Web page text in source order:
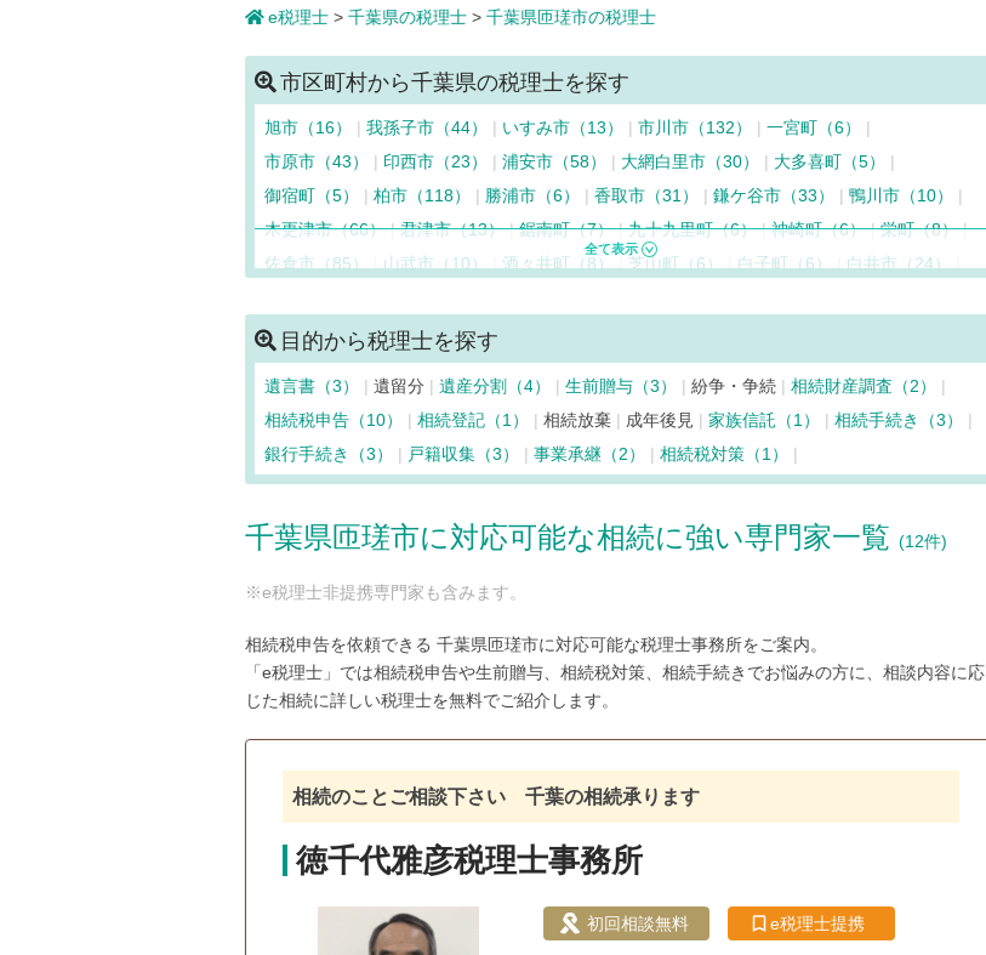
e税理士 > 千葉県の税理士 > 千葉県匝瑳市の税理士
市区町村から千葉県の税理士を探す
旭市（16） 我孫子市（44） いすみ市（13） 市川市（132）
一宮町（6）
市原市（43）
印西市（23） 浦安市（58） 大網白里市（30）
大多喜町（5）
御宿町（5）
柏市（118） 勝浦市（6） 香取市（31） 鎌ケ谷市（33）
鴨川市（10）
木更津市（66） 君津市（13） 鋸南町（7） 九十九里町（6） 神崎町（6） 栄町（8）
佐倉市（85）
山武市（10） 酒々井町（8） 芝山町（6） 白子町（6）
白井市（24）
千葉市中央区（182）
千葉市花見川区（91）
千葉市若葉区（52） 銚子市（35） 長生村（4） 長南町（6） 東金市（25）
東庄町（9）
富里市（18） 長柄町（5） 流山市（76） 習志野市（77） 成田市（70）
野田市（32）
富津市（9） 船橋市（223） 松戸市（172） 南房総市（8）
睦沢町（4）
茂原市（61） 八街市（11） 八千代市（53）
横芝光町（9）
目的から税理士を探す
遺言書（3） 遺留分 遺産分割（4） 生前贈与（3） 紛争・争続
相続財産調査（2）
相続税申告（10）
相続登記（1） 相続放棄 成年後見 家族信託（1）
相続手続き（3）
銀行手続き（3）
戸籍収集（3） 事業承継（2） 相続税対策（1）
千葉県匝瑳市に対応可能な相続に強い専門家一覧 (12件)
※e税理士非提携専門家も含みます。
相続税申告を依頼できる 千葉県匝瑳市に対応可能な税理士事務所をご案内。
「e税理士」では相続税申告や生前贈与、相続税対策、相続手続きでお悩みの方に、相談内容に応
じた相続に詳しい税理士を無料でご紹介します。
相続のことご相談下さい 千葉の相続承ります
徳千代雅彦税理士事務所
初回相談無料 e税理士提携